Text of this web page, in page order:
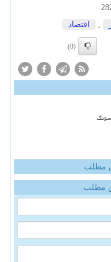
, اقتصاد
(0)
مطلب
مطلب